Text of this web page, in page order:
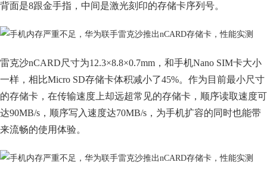
背面是8跟金手指，中间是激光刻印的存储卡序列号。
雷克沙nCARD尺寸为12.3×8.8×0.7mm，和手机Nano SIM卡大小
一样，相比Micro SD存储卡体积减小了45%。作为目前最小尺寸
的存储卡，在传输速度上却远超常见的存储卡，顺序读取速度可
达90MB/s，顺序写入速度达70MB/s，为手机扩容的同时也能带
来流畅的使用体验。